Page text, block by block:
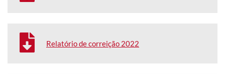
Relatório de correição 2022